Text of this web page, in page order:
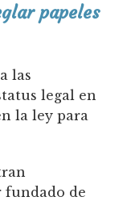
papeles
las
legal en
la ley para
fundado de